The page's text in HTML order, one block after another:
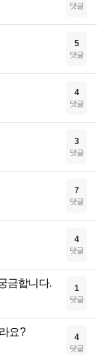
댓글
5
댓글
4
댓글
3
댓글
7
댓글
4
댓글
금합니다. 1
댓글
요? 4
댓글